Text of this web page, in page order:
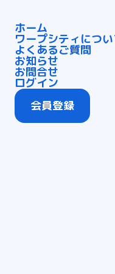
ホーム
ワープシティにつ
よくあるご質問
お知らせ
お問合せ
ログイン
会員登録